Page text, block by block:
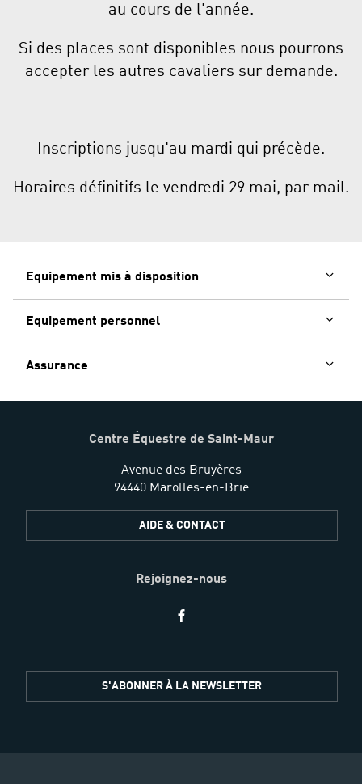
au cours de l'année.
Si des places sont disponibles nous pourrons
accepter les autres cavaliers sur demande.
Inscriptions jusqu'au mardi qui précède.
Horaires définitifs le vendredi 29 mai, par mail.
Equipement mis à disposition
Equipement personnel
Assurance
Centre Équestre de Saint-Maur
Avenue des Bruyères
94440 Marolles-en-Brie
AIDE & CONTACT
Rejoignez-nous
informés
S'ABONNER À LA NEWSLETTER